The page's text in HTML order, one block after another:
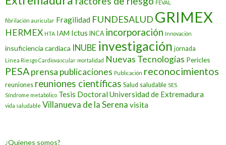
FEVAL
fibrilación auricular Fragilidad FUNDESALUD GRIMEX
HERMEX HTA IAM Ictus INCA incorporación Innovación
insuficiencia cardiaca INUBE investigación jornada
Línea Riesgo Cardiovascular mortalidad Nuevas Tecnologías Pericles
PESAprensa publicaciones Publicación reconocimientos
reuniones reuniones científicas Salud saludable SES
Síndrome metabólico Tesis Doctoral Universidad de Extremadura
vida saludable Villanueva de la Serena visita
¿Quienes somos?